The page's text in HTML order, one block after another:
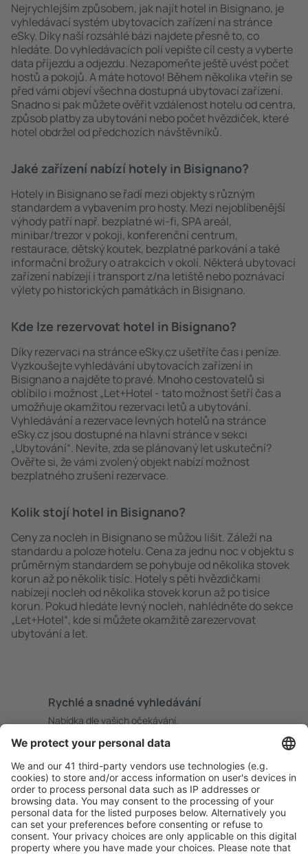
Nejrychlejším způsobem, jak najít hotel in Bisignano, je
vyhledávací systém ubytovacích zařízení na stránce
eSky. Díky naší rozsáhlé bázi najdete přesně to, co
hledáte. Do vyhledávacích polí vepište cíl cesty a vyberte
data příjezdu a odjezdu. Nezapomeňte ještě uvést počet
hostů a pokojů. A máte hotovo! Během několika vteřin se
před vámi objeví všechna dostupná ubytovací zařízení.
Snadno si pak můžete ověřit vzdálenost hotelu od centra,
způsob platby za ubytování nebo počet hvězdiček, které
hotel obdržel od předchozích návštěvníků.
Jaké zařízení nabízí hotely in Bisignano?
Hotely in Bisignano se řadí mezi objekty s různým
standardem a vybavením pro hosty. Mezi nejoblíbenější
výhody patří např. bezplatné wi-fi, SPA areál,
minibar/trezor v pokoji, konferenční centrum,
restaurace, dětský koutek, bezplatné parkování a také
informační brožury o atrakcích v okolí. Některá ubytovací
zařízení nabízejí i transport z/na letiště nebo poznávací
výlety po historických památkách in Bisignano.
Kde lze rezervovat hotel in Bisignano?
Díky rezervaci na stránce eSky.cz ušetříte čas i peníze.
Vyzkoušejte vyhledávání ubytovacích zařízení in
Bisignano a najděte to pravé. Mnoho cestovatelů si
oblíbilo i možnost „Let+Hotel - tato možnost šetří čas a
umožňuje okamžitou rezervaci letů a ubytování.
Vyhledávání a rezervace levných hotelů na stránce
eSky.cz jsou dostupné na hlavní stránce v sekci
„Ubytování“. Nevíte, zda se plánovaný let uskuteční?
Ověřte si, že vámi zvolený objekt nabízí možnost
bezplatného zrušení rezervace.
Kolik stojí hotel in Bisignano?
Ceny za nocleh in Bisignano se můžou lišit. Záleží na
standardu a poloze hotelu. Cena za jednu noc v objektu s
průměrným standardem se pohybuje od několika stovek
korun až po několik tisíc. Hotely s pěti hvězdičkami
nabízejí nocleh od několika stovek korun až po tisíce
korun. Pokud hledáte levný nocleh, nahlédněte do sekce
„Let+Hotel“, kde si můžete okamžitě zarezervovat
ubytování a let.
Rychlé a snadné vyhledávání
Nabídka dle vašich očekávání.
Pečlivé plánování
Bezproblémová rezervace s možností bezplatného
zrušení.
S námi ušetříte
Atraktivní ceny a speciální nabídky pro přihlášené